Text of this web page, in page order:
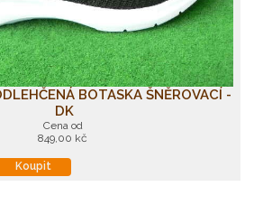
BOTASKA ŠNĚROVACÍ -
DK
Cena od
849,00 kč
Koupit